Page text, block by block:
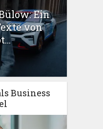
Ein
von
Business